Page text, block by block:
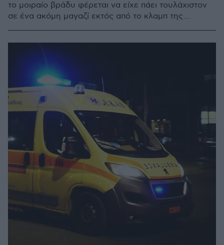
το μοιραίο βράδυ φέρεται να είχε πάει τουλάχιστον
σε ένα ακόμη μαγαζί εκτός από το κλαμπ της